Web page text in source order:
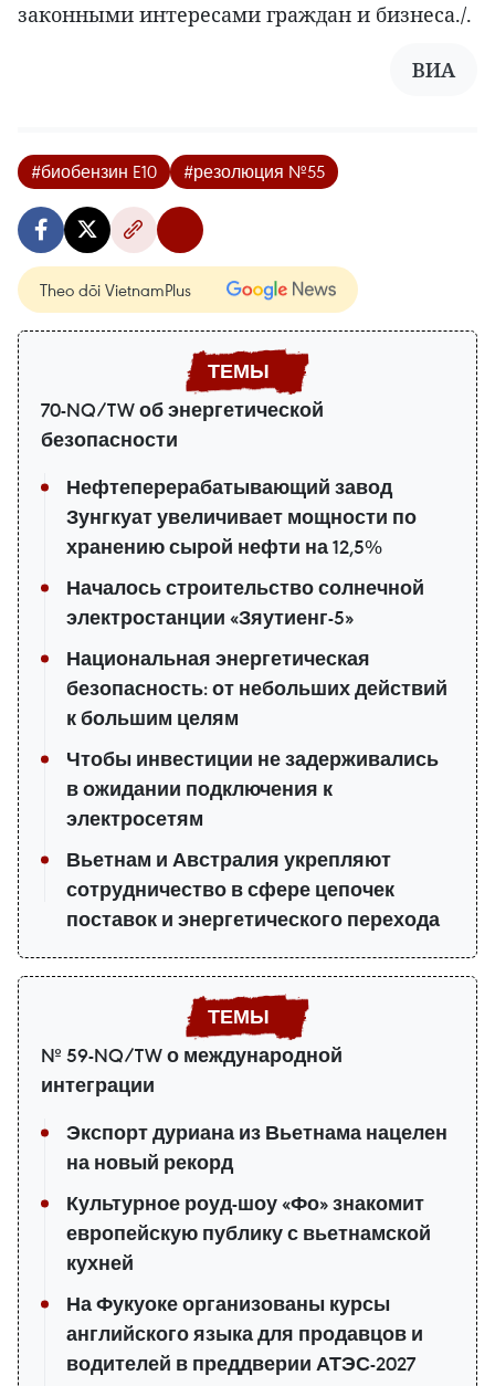
законными интересами граждан и бизнеса./.
ВИА
#биобензин E10 #резолюция №55
Theo dõi VietnamPlus
70-NQ/TW об энергетической
безопасности
Нефтеперерабатывающий завод
Зунгкуат увеличивает мощности по
хранению сырой нефти на 12,5%
Началось строительство солнечной
электростанции «Зяутиенг-5»
Национальная энергетическая
безопасность: от небольших действий
к большим целям
Чтобы инвестиции не задерживались
в ожидании подключения к
электросетям
Вьетнам и Австралия укрепляют
сотрудничество в сфере цепочек
поставок и энергетического перехода
№ 59-NQ/TW о международной
интеграции
Экспорт дуриана из Вьетнама нацелен
на новый рекорд
Культурное роуд-шоу «Фо» знакомит
европейскую публику с вьетнамской
кухней
На Фукуоке организованы курсы
английского языка для продавцов и
водителей в преддверии АТЭС-2027